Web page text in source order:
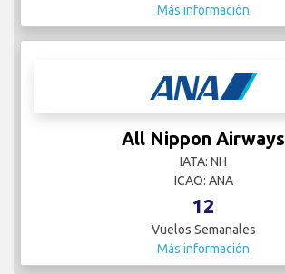
Más información
All Nippon Airways
IATA: NH
ICAO: ANA
12
Vuelos Semanales
Más información